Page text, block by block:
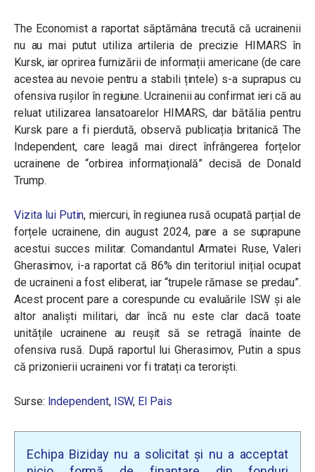
The Economist a raportat săptămâna trecută că ucrainenii
nu au mai putut utiliza artileria de precizie HIMARS în
Kursk, iar oprirea furnizării de informații americane (de care
acestea au nevoie pentru a stabili țintele) s-a suprapus cu
ofensiva rușilor în regiune. Ucrainenii au confirmat ieri că au
reluat utilizarea lansatoarelor HIMARS, dar bătălia pentru
Kursk pare a fi pierdută, observă publicația britanică The
Independent, care leagă mai direct înfrângerea forțelor
ucrainene de “orbirea informațională” decisă de Donald
Trump.
Vizita lui Putin, miercuri, în regiunea rusă ocupată parțial de
forțele ucrainene, din august 2024, pare a se suprapune
acestui succes militar. Comandantul Armatei Ruse, Valeri
Gherasimov, i-a raportat că 86% din teritoriul inițial ocupat
de ucraineni a fost eliberat, iar “trupele rămase se predau”.
Acest procent pare a corespunde cu evaluările ISW și ale
altor analiști militari, dar încă nu este clar dacă toate
unitățile ucrainene au reușit să se retragă înainte de
ofensiva rusă. După raportul lui Gherasimov, Putin a spus
că prizonierii ucraineni vor fi tratați ca teroriști.
Surse: Independent, ISW, El Pais
Echipa Biziday nu a solicitat și nu a acceptat